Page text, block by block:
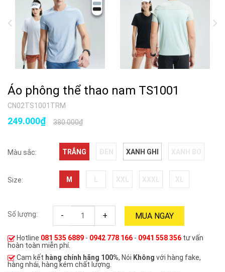
Áo phông thể thao nam TS1001
CN02TS1001TRM
380.000₫
249.000₫
Màu sắc: TRẮNG XANH GHI
Size: M
Số lượng: - + MUA NGAY
Hotline 081 535 6889 - 0942 778 166 - 0941 558 356 tư vấn
hoàn toàn miễn phí.
Cam kết hàng chính hãng 100%, Nói Không với hàng fake,
hàng nhái, hàng kém chất lượng.